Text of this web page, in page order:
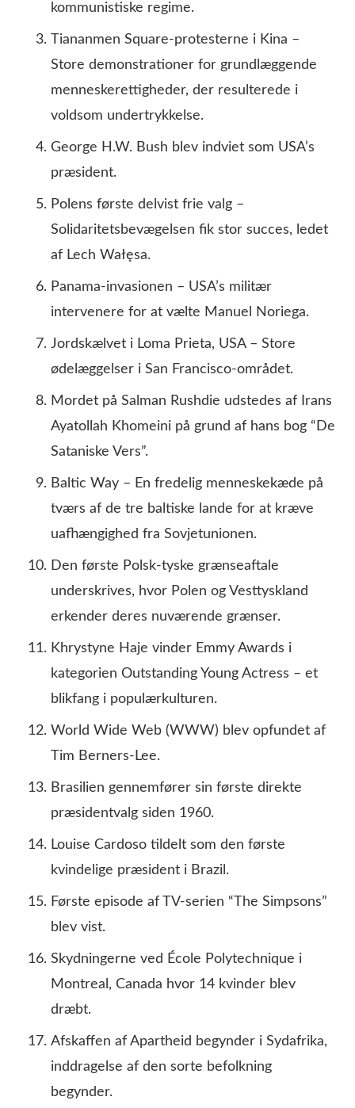
kommunistiske regime.
Tiananmen Square-protesterne i Kina –
Store demonstrationer for grundlæggende
menneskerettigheder, der resulterede i
voldsom undertrykkelse.
George H.W. Bush blev indviet som USA’s
præsident.
Polens første delvist frie valg –
Solidaritetsbevægelsen fik stor succes, ledet
af Lech Wałęsa.
Panama-invasionen – USA’s militær
intervenere for at vælte Manuel Noriega.
Jordskælvet i Loma Prieta, USA – Store
ødelæggelser i San Francisco-området.
Mordet på Salman Rushdie udstedes af Irans
Ayatollah Khomeini på grund af hans bog “De
Sataniske Vers”.
Baltic Way – En fredelig menneskekæde på
tværs af de tre baltiske lande for at kræve
uafhængighed fra Sovjetunionen.
Den første Polsk-tyske grænseaftale
underskrives, hvor Polen og Vesttyskland
erkender deres nuværende grænser.
Khrystyne Haje vinder Emmy Awards i
kategorien Outstanding Young Actress – et
blikfang i populærkulturen.
World Wide Web (WWW) blev opfundet af
Tim Berners-Lee.
Brasilien gennemfører sin første direkte
præsidentvalg siden 1960.
Louise Cardoso tildelt som den første
kvindelige præsident i Brazil.
Første episode af TV-serien “The Simpsons”
blev vist.
Skydningerne ved École Polytechnique i
Montreal, Canada hvor 14 kvinder blev
dræbt.
Afskaffen af Apartheid begynder i Sydafrika,
inddragelse af den sorte befolkning
begynder.